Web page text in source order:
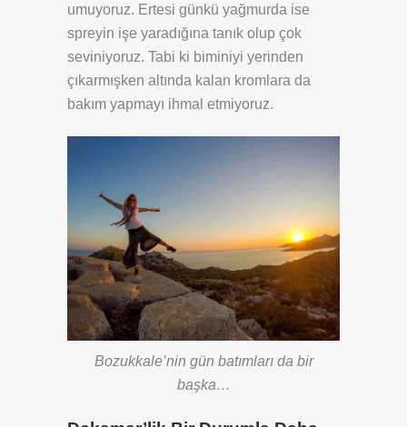
umuyoruz. Ertesi günkü yağmurda ise
spreyin işe yaradığına tanık olup çok
seviniyoruz. Tabi ki biminiyi yerinden
çıkarmışken altında kalan kromlara da
bakım yapmayı ihmal etmiyoruz.
Bozukkale’nin gün batımları da bir
başka…